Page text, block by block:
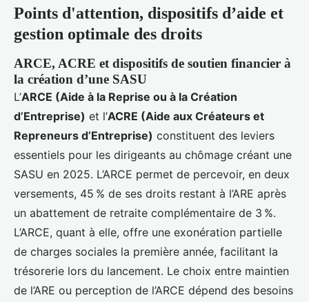
Points d'attention, dispositifs d’aide et
gestion optimale des droits
ARCE, ACRE et dispositifs de soutien financier à
la création d’une SASU
L’ARCE (Aide à la Reprise ou à la Création
d’Entreprise) et l’ACRE (Aide aux Créateurs et
Repreneurs d’Entreprise) constituent des leviers
essentiels pour les dirigeants au chômage créant une
SASU en 2025. L’ARCE permet de percevoir, en deux
versements, 45 % de ses droits restant à l’ARE après
un abattement de retraite complémentaire de 3 %.
L’ARCE, quant à elle, offre une exonération partielle
de charges sociales la première année, facilitant la
trésorerie lors du lancement. Le choix entre maintien
de l’ARE ou perception de l’ARCE dépend des besoins